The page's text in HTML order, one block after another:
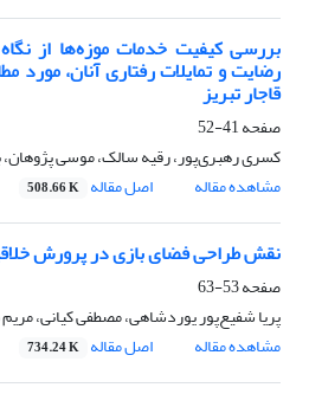
بررسی کیفیت خدمات موزه‌ها از
رضایت و تمایلات رفتاری آنان، مورد
قاجار تبریز
صفحه41-52
کسری رهبری‌پور، رقیه سالک، موسی پژوهان،
مشاهده مقاله
اصل مقاله 508.66 K
نقش طراحی فضای بازی در پرورش
صفحه53-63
پریا شفیع‌پور یوردشاهی، مصطفی کیانی، مریم
مشاهده مقاله
اصل مقاله 734.24 K